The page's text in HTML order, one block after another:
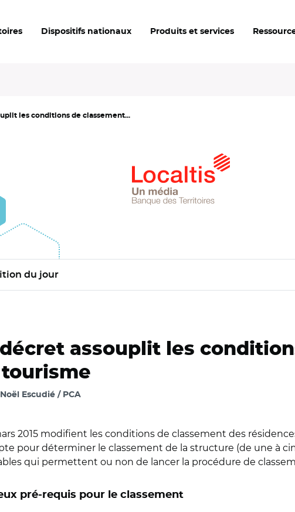
Dispositifs nationaux Produits et services
les conditions de classement...
du jour
assouplit les
Escudié / PCA
2015 modifient les conditions de classement des
pour déterminer le classement de la structure (de une à
qui permettent ou non de lancer la procédure de
pré-requis pour le classement